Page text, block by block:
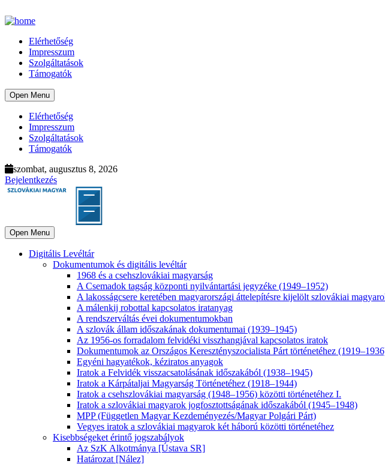
Elérhetőség
Impresszum
Szolgáltatások
Támogatók
Open Menu
Elérhetőség
Impresszum
Szolgáltatások
Támogatók
szombat, augusztus 8, 2026
Bejelentkezés
Open Menu
Digitális Levéltár
Dokumentumok és digitális levéltár
1968 és a csehszlovákiai magyarság
A Csemadok tagság központi nyilvántartási jegyzéke (1949–1952)
A lakosságcsere keretében magyarországi áttelepítésre kijelölt szlovákiai
A málenkij robottal kapcsolatos iratanyag
A rendszerváltás évei dokumentumokban
A szlovák állam időszakának dokumentumai (1939–1945)
Az 1956-os forradalom felvidéki visszhangjával kapcsolatos iratok
Dokumentumok az Országos Keresztényszocialista Párt történetéhez
Egyéni hagyatékok, kéziratos anyagok
Iratok a Felvidék visszacsatolásának időszakából (1938–1945)
Iratok a Kárpátaljai Magyarság Történetéhez (1918–1944)
Iratok a csehszlovákiai magyarság (1948–1956) közötti történetéhez I.
Iratok a szlovákiai magyarok jogfosztottságának időszakából (1945–1948)
MPP (Független Magyar Kezdeményezés/Magyar Polgári Párt)
Vegyes iratok a szlovákiai magyarok két háború közötti történetéhez
Kisebbségeket érintő jogszabályok
Az SzK Alkotmánya [Ústava SR]
Határozat [Nález]